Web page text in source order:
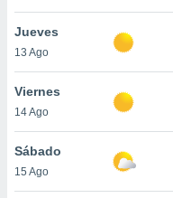
Jueves
13 Ago
Viernes
14 Ago
Sábado
15 Ago